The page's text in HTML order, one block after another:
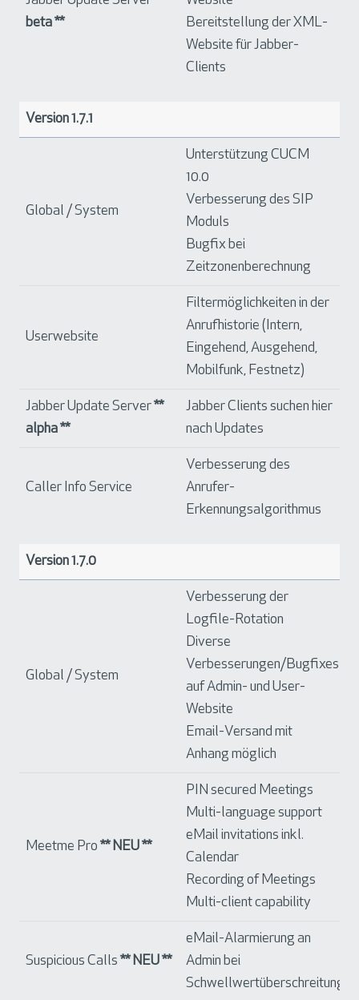
beta **
Bereitstellung der XML-
Website für Jabber-
Clients
Version 1.7.1
Global / System
Unterstützung CUCM
10.0
Verbesserung des SIP
Moduls
Bugfix bei
Zeitzonenberechnung
Userwebsite
Filtermöglichkeiten in der
Anrufhistorie (Intern,
Eingehend, Ausgehend,
Mobilfunk, Festnetz)
Jabber Update Server**
alpha **
Jabber Clients suchen hier
nach Updates
Caller Info Service
Verbesserung des
Anrufer-
Erkennungsalgorithmus
Version 1.7.0
Global / System
Verbesserung der
Logfile-Rotation
Diverse
Verbesserungen/Bugfixes
auf Admin- und User-
Website
Email-Versand mit
Anhang möglich
Meetme Pro ** NEU **
PIN secured Meetings
Multi-language support
eMail invitations inkl.
Calendar
Recording of Meetings
Multi-client capability
Suspicious Calls ** NEU **
eMail-Alarmierung an
Admin bei
Schwellwertüberschreitung